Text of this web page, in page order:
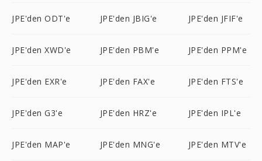
JPE'den ODT'e JPE'den JBIG'e JPE'den JFIF'e
JPE'den XWD'e JPE'den PBM'e JPE'den PPM'e
JPE'den EXR'e JPE'den FAX'e JPE'den FTS'e
JPE'den G3'e JPE'den HRZ'e JPE'den IPL'e
JPE'den MAP'e JPE'den MNG'e JPE'den MTV'e